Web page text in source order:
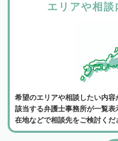
エリアや相
希望のエリアや相談したい内容
該当する弁護士事務所が一覧
在地などで相談先をご検討くだ